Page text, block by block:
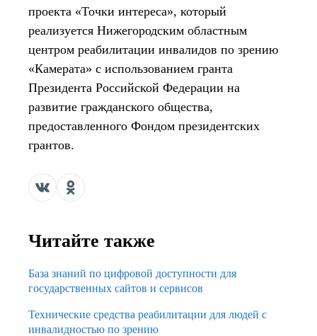
проекта «Точки интереса», который
реализуется Нижегородским областным
центром реабилитации инвалидов по зрению
«Камерата» с использованием гранта
Президента Российской Федерации на
развитие гражданского общества,
предоставленного Фондом президентских
грантов.
Читайте также
База знаний по цифровой доступности для
государственных сайтов и сервисов
Технические средства реабилитации для людей с
инвалидностью по зрению